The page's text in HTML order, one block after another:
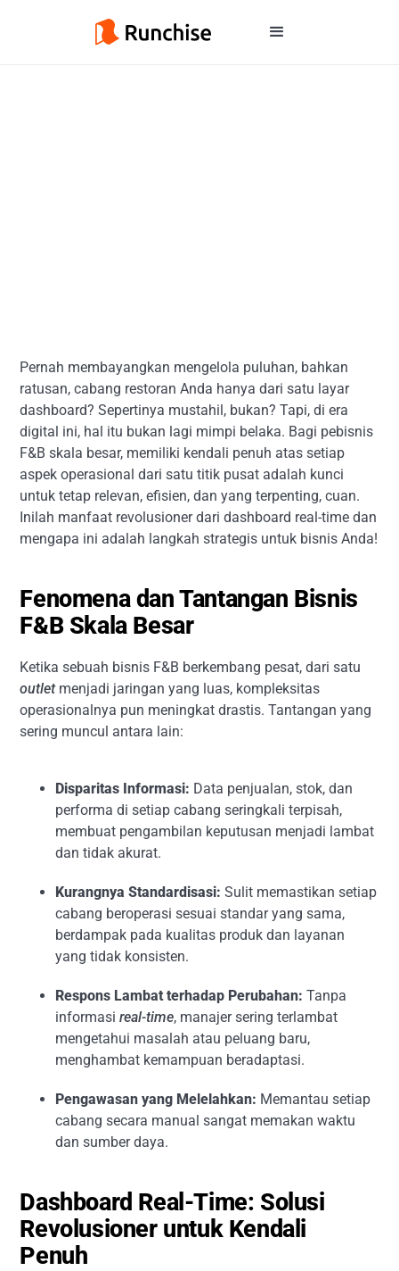
Pernah membayangkan mengelola puluhan, bahkan
ratusan, cabang restoran Anda hanya dari satu layar
dashboard? Sepertinya mustahil, bukan? Tapi, di era
digital ini, hal itu bukan lagi mimpi belaka. Bagi pebisnis
F&B skala besar, memiliki kendali penuh atas setiap
aspek operasional dari satu titik pusat adalah kunci
untuk tetap relevan, efisien, dan yang terpenting, cuan.
Inilah manfaat revolusioner dari dashboard real-time dan
mengapa ini adalah langkah strategis untuk bisnis Anda!
Fenomena dan Tantangan Bisnis
F&B Skala Besar
Ketika sebuah bisnis F&B berkembang pesat, dari satu
outletmenjadi jaringan yang luas, kompleksitas
operasionalnya pun meningkat drastis. Tantangan yang
sering muncul antara lain:
Disparitas Informasi: Data penjualan, stok, dan
performa di setiap cabang seringkali terpisah,
membuat pengambilan keputusan menjadi lambat
dan tidak akurat.
Kurangnya Standardisasi: Sulit memastikan setiap
cabang beroperasi sesuai standar yang sama,
berdampak pada kualitas produk dan layanan
yang tidak konsisten.
Respons Lambat terhadap Perubahan: Tanpa
informasireal-time, manajer sering terlambat
mengetahui masalah atau peluang baru,
menghambat kemampuan beradaptasi.
Pengawasan yang Melelahkan: Memantau setiap
cabang secara manual sangat memakan waktu
dan sumber daya.
Dashboard Real-Time: Solusi
Revolusioner untuk Kendali
Penuh